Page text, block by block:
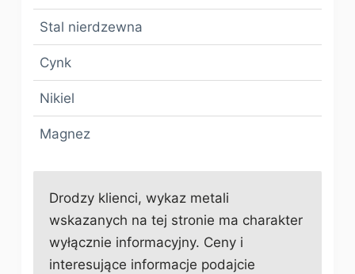
Stal nierdzewna
Cynk
Nikiel
Magnez
Drodzy klienci, wykaz metali
wskazanych na tej stronie ma charakter
wyłącznie informacyjny. Ceny i
interesujące informacje podajcie